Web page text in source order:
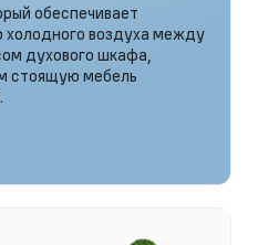
обеспечивает
воздуха между
духового шкафа,
стоящую мебель